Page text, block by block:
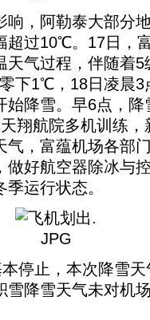
，阿勒泰大部分
超过10℃。17日，
天气过程，伴随着
下1℃，18日凌晨3
始降雪。早6点，
翔航院多机训练
气，富蕴机场各部
做好航空器除冰与
运行状态。
止，本次降雪天
雪降雪天气未对机